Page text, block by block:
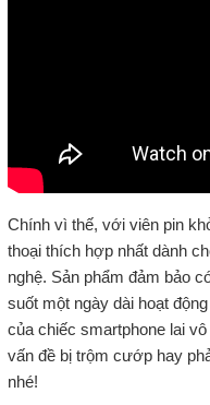
Chính vì thế, với viên pin
thoại thích hợp nhất dành
nghệ. Sản phẩm đảm bảo
suốt một ngày dài hoạt
của chiếc smartphone lai
vấn đề bị trộm cướp hay
nhé!